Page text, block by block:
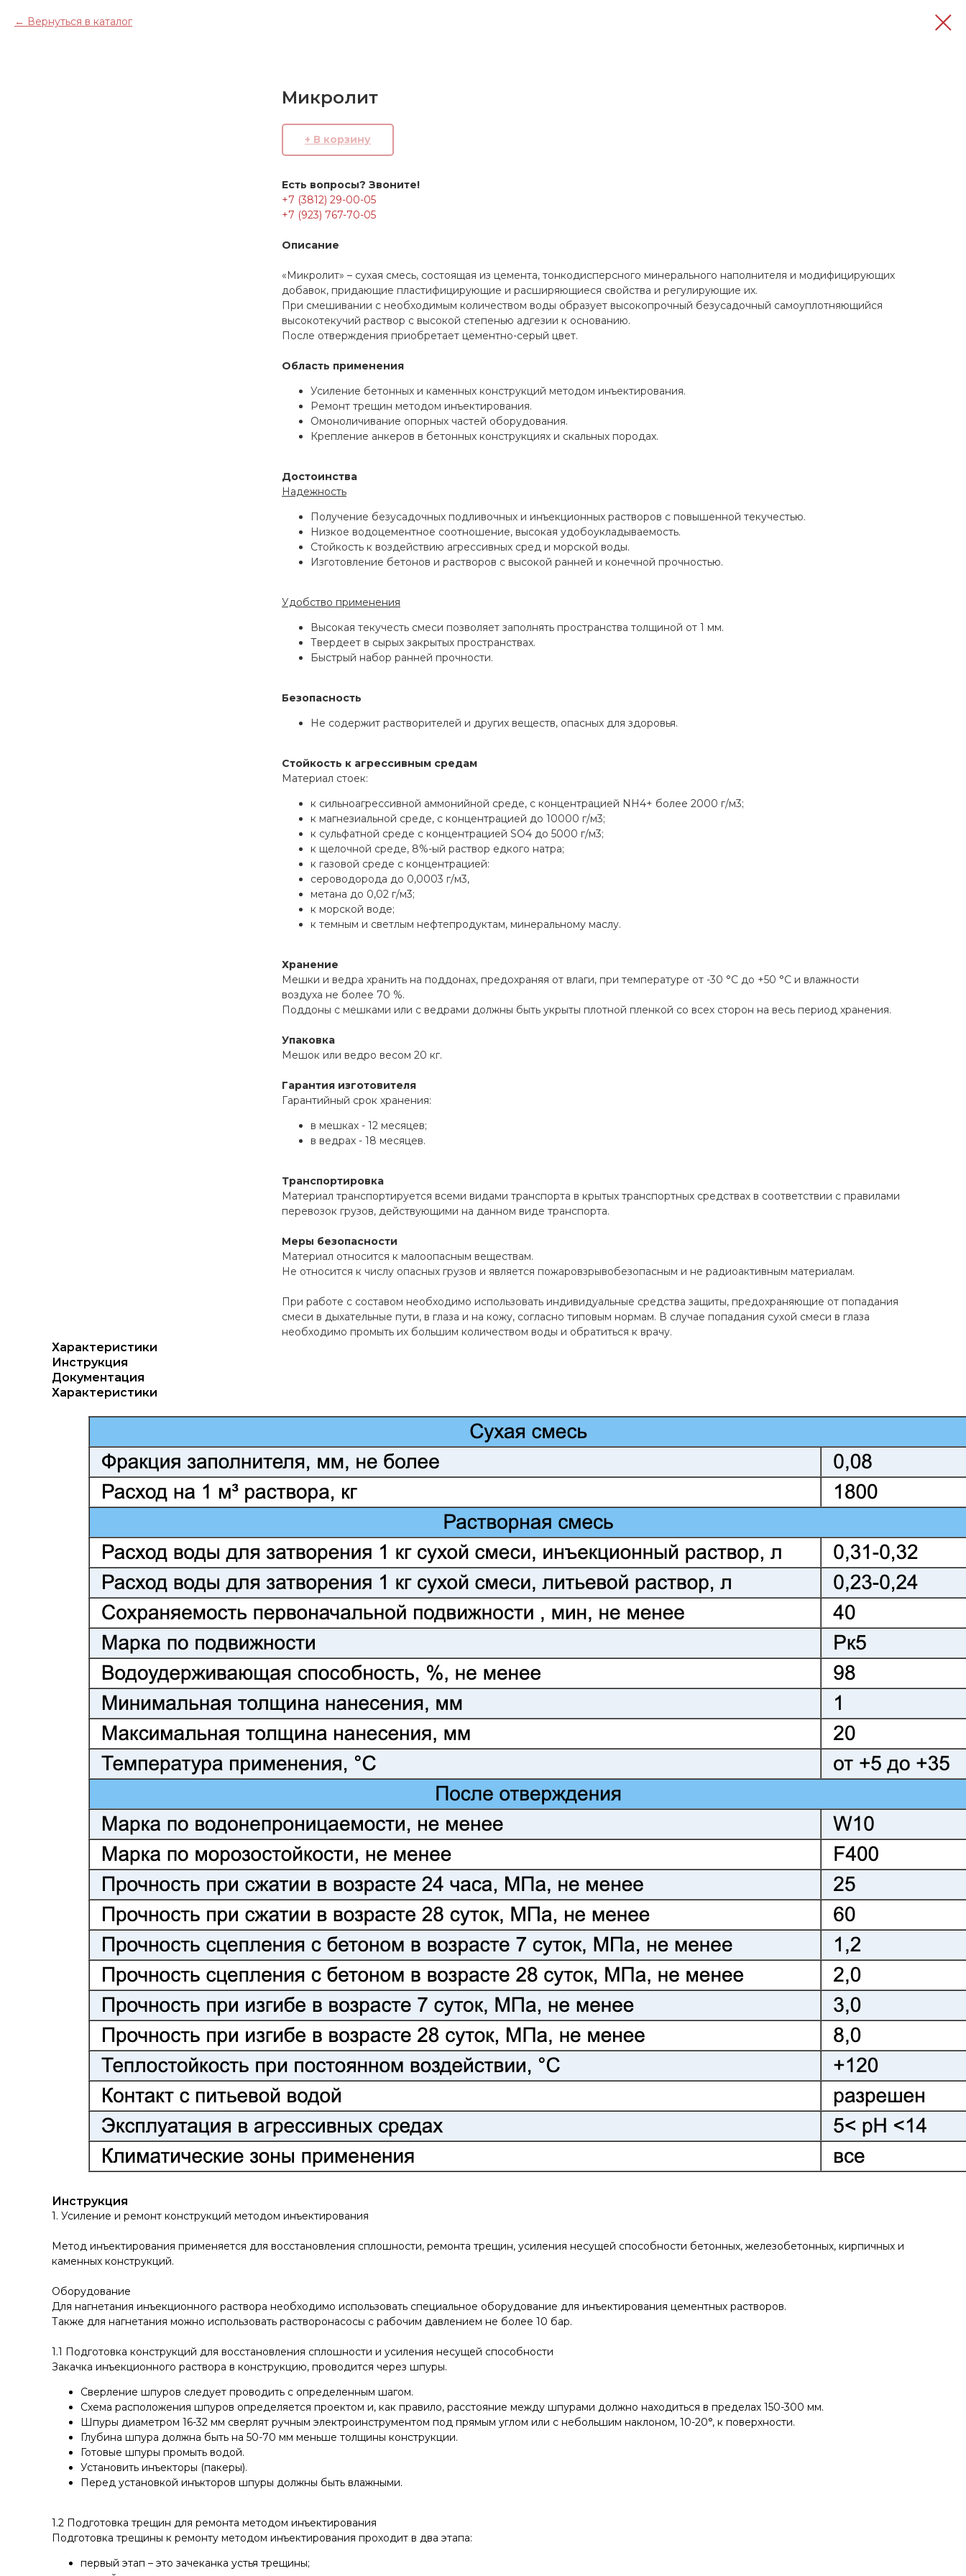
Вернуться в каталог
Микролит
+ В корзину
Есть вопросы? Звоните!
+7 (3812) 29-00-05
+7 (923) 767-70-05
Описание
«Микролит» – сухая смесь, состоящая из цемента, тонкодисперсного минерального наполнителя и модифицирующих
добавок, придающие пластифицирующие и расширяющиеся свойства и регулирующие их.
При смешивании с необходимым количеством воды образует высокопрочный безусадочный самоуплотняющийся
высокотекучий раствор с высокой степенью адгезии к основанию.
После отверждения приобретает цементно-серый цвет.
Область применения
Усиление бетонных и каменных конструкций методом инъектирования.
Ремонт трещин методом инъектирования.
Омоноличивание опорных частей оборудования.
Крепление анкеров в бетонных конструкциях и скальных породах.
Достоинства
Надежность
Получение безусадочных подливочных и инъекционных растворов с повышенной текучестью.
Низкое водоцементное соотношение, высокая удобоукладываемость.
Стойкость к воздействию агрессивных сред и морской воды.
Изготовление бетонов и растворов с высокой ранней и конечной прочностью.
Удобство применения
Высокая текучесть смеси позволяет заполнять пространства толщиной от 1 мм.
Твердеет в сырых закрытых пространствах.
Быстрый набор ранней прочности.
Безопасность
Не содержит растворителей и других веществ, опасных для здоровья.
Стойкость к агрессивным средам
Материал стоек:
к сильноагрессивной аммонийной среде, с концентрацией NH4+ более 2000 г/м3;
к магнезиальной среде, с концентрацией до 10000 г/м3;
к сульфатной среде с концентрацией SO4 до 5000 г/м3;
к щелочной среде, 8%-ый раствор едкого натра;
к газовой среде с концентрацией:
сероводорода до 0,0003 г/м3,
метана до 0,02 г/м3;
к морской воде;
к темным и светлым нефтепродуктам, минеральному маслу.
Хранение
Мешки и ведра хранить на поддонах, предохраняя от влаги, при температуре от -30 °С до +50 °С и влажности
воздуха не более 70 %.
Поддоны с мешками или с ведрами должны быть укрыты плотной пленкой со всех сторон на весь период хранения.
Упаковка
Мешок или ведро весом 20 кг.
Гарантия изготовителя
Гарантийный срок хранения:
в мешках - 12 месяцев;
в ведрах - 18 месяцев.
Транспортировка
Материал транспортируется всеми видами транспорта в крытых транспортных средствах в соответствии с правилами
перевозок грузов, действующими на данном виде транспорта.
Меры безопасности
Материал относится к малоопасным веществам.
Не относится к числу опасных грузов и является пожаровзрывобезопасным и не радиоактивным материалам.
При работе с составом необходимо использовать индивидуальные средства защиты, предохраняющие от попадания
смеси в дыхательные пути, в глаза и на кожу, согласно типовым нормам. В случае попадания сухой смеси в глаза
необходимо промыть их большим количеством воды и обратиться к врачу.
Характеристики
Инструкция
Документация
Характеристики
Инструкция
1. Усиление и ремонт конструкций методом инъектирования
Метод инъектирования применяется для восстановления сплошности, ремонта трещин, усиления несущей способности бетонных, железобетонных, кирпичных и
каменных конструкций.
Оборудование
Для нагнетания инъекционного раствора необходимо использовать специальное оборудование для инъектирования цементных растворов.
Также для нагнетания можно использовать растворонасосы с рабочим давлением не более 10 бар.
1.1 Подготовка конструкций для восстановления сплошности и усиления несущей способности
Закачка инъекционного раствора в конструкцию, проводится через шпуры.
Сверление шпуров следует проводить с определенным шагом.
Схема расположения шпуров определяется проектом и, как правило, расстояние между шпурами должно находиться в пределах 150-300 мм.
Шпуры диаметром 16-32 мм сверлят ручным электроинструментом под прямым углом или с небольшим наклоном, 10-20°, к поверхности.
Глубина шпура должна быть на 50-70 мм меньше толщины конструкции.
Готовые шпуры промыть водой.
Установить инъекторы (пакеры).
Перед установкой инъкторов шпуры должны быть влажными.
1.2 Подготовка трещин для ремонта методом инъектирования
Подготовка трещины к ремонту методом инъектирования проходит в два этапа:
первый этап – это зачеканка устья трещины;